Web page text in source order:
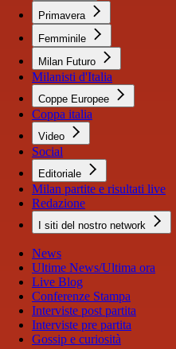
Primavera
Femminile
Milan Futuro
Milanisti d'Italia
Coppe Europee
Coppa italia
Video
Social
Editoriale
Milan partite e risultati live
Redazione
I siti del nostro network
News
Ultime News/Ultima ora
Live Blog
Conferenze Stampa
Interviste post partita
Interviste pre partita
Gossip e curiosità